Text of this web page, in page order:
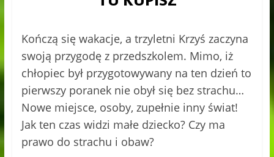
Kończą się wakacje, a trzyletni Krzyś zaczyna
swoją przygodę z przedszkolem. Mimo, iż
chłopiec był przygotowywany na ten dzień to
pierwszy poranek nie obył się bez strachu…
Nowe miejsce, osoby, zupełnie inny świat!
Jak ten czas widzi małe dziecko? Czy ma
prawo do strachu i obaw?